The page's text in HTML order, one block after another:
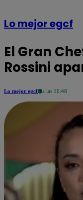
Lo mejor egcf
El Gran
Rossini
Lo mejor egcf a las 10:48